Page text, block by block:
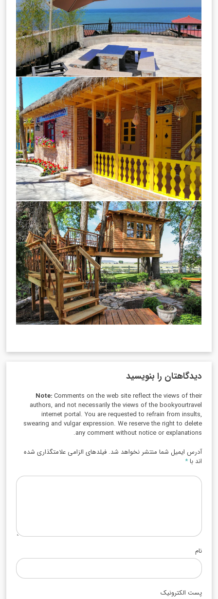
دیدگاهتان را بنویسید
Note:Comments on the web site reflect the views of their
authors, and not necessarily the views of the bookyourtravel
internet portal. You are requested to refrain from insults,
swearing and vulgar expression. We reserve the right to delete
any comment without notice or explanations.
آدرس ایمیل شما منتشر نخواهد شد. فیلدهای الزامی علامتگذاری شده
اند با*
نام
پست الکترونیک